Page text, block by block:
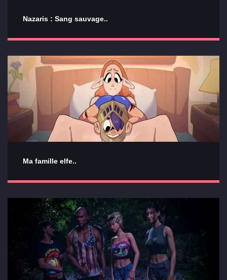
Nazaris : Sang sauvage..
Ma famille elfe..